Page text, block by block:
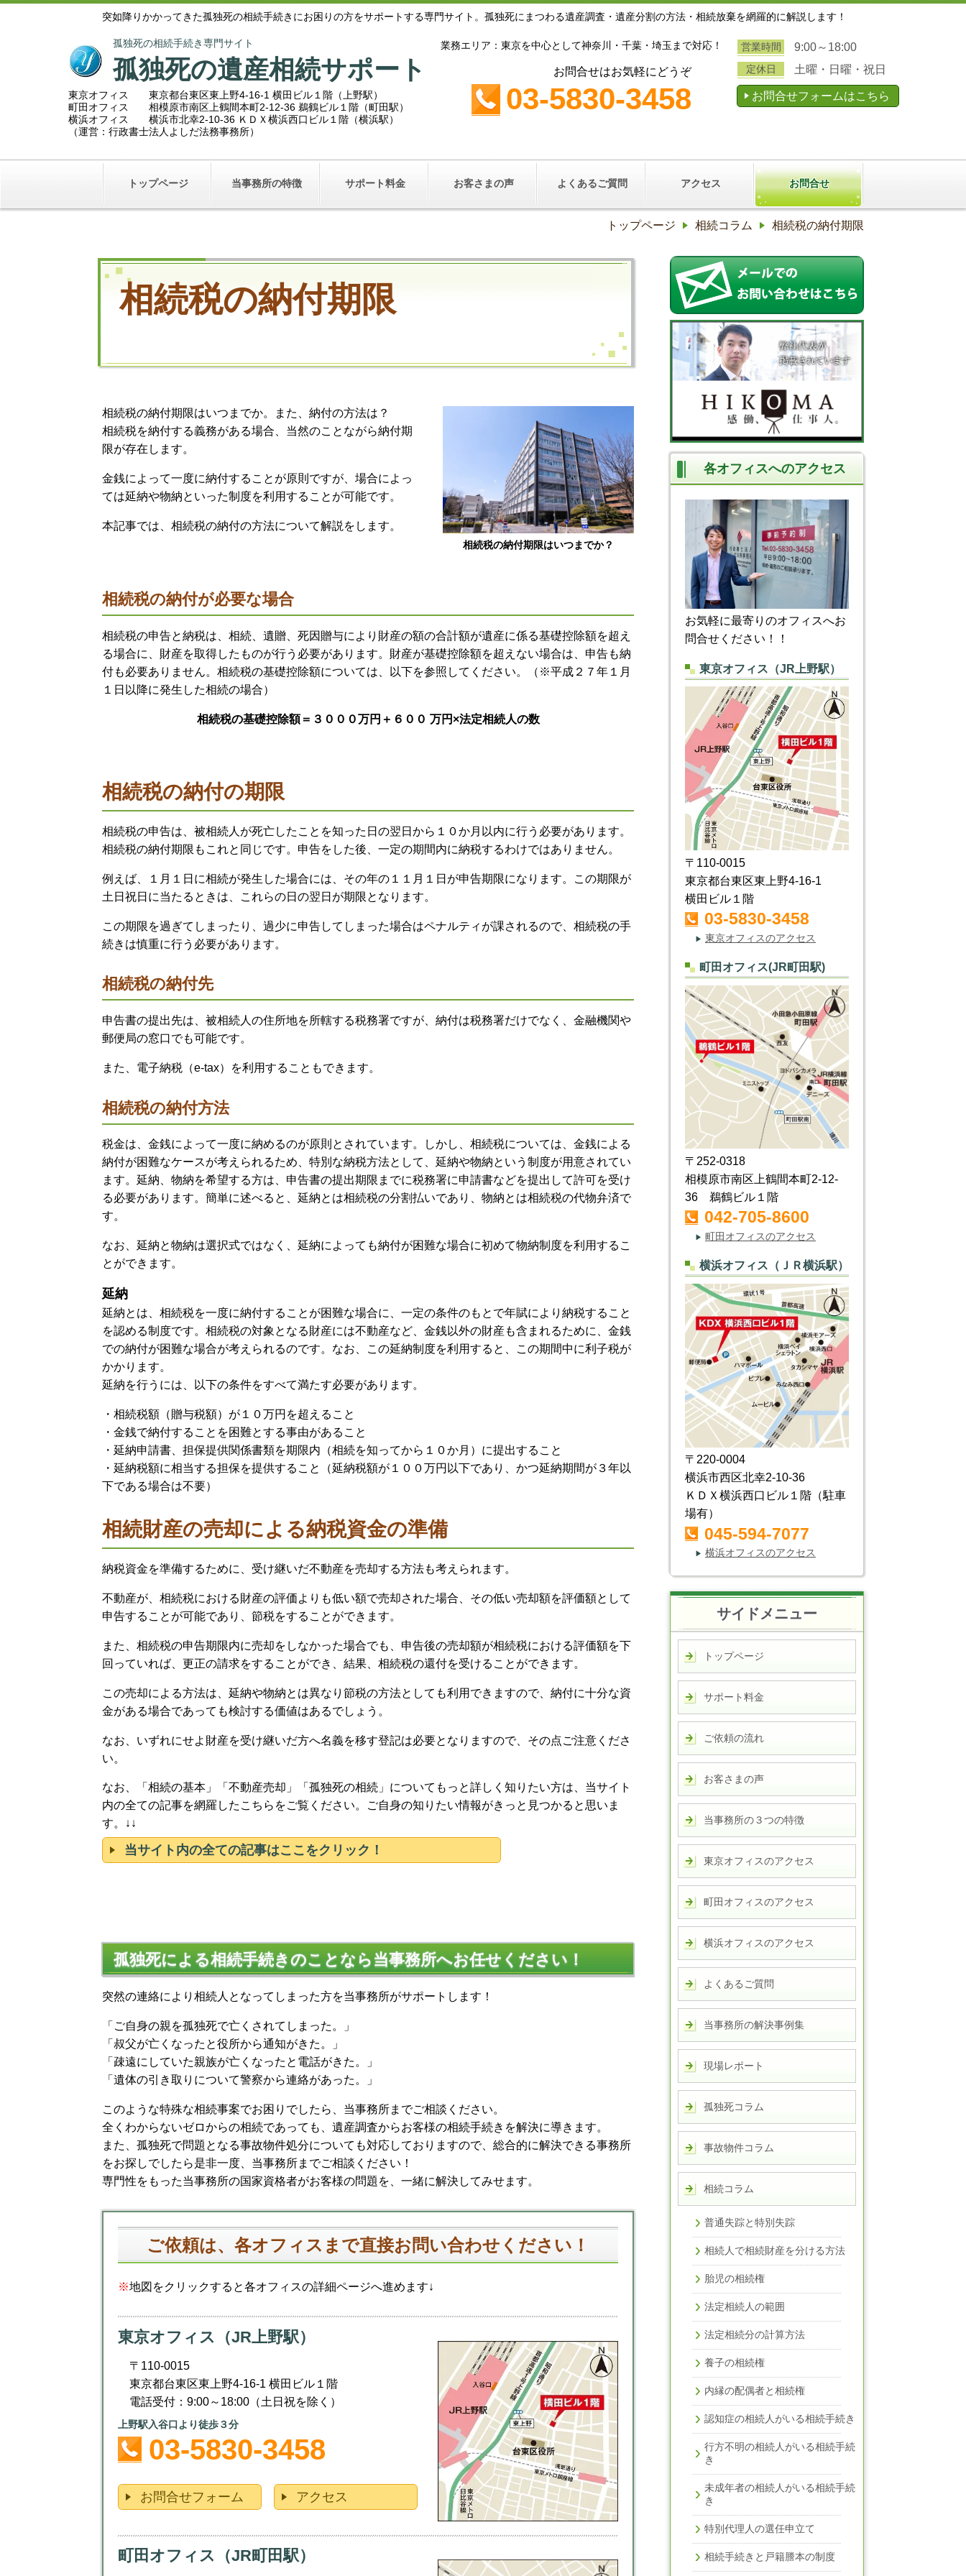
突如降りかかってきた孤独死の相続手続きにお困りの方をサポートする専門サイト。孤独死にまつわる遺産調査・遺産分割の方法・相続放棄を網羅的に解説します！
孤独死の相続手続き専門サイト
孤独死の遺産相続サポート
東京オフィス 東京都台東区東上野4-16-1 横田ビル１階（上野駅）
町田オフィス 相模原市南区上鶴間本町2-12-36 鵜鶴ビル１階（町田駅）
横浜オフィス 横浜市北幸2-10-36 ＫＤＸ横浜西口ビル１階（横浜駅）
（運営：行政書士法人よしだ法務事務所）
業務エリア：東京を中心として神奈川・千葉・埼玉まで対応！
お問合せはお気軽にどうぞ
03-5830-3458
営業時間 9:00～18:00
定休日 土曜・日曜・祝日
お問合せフォームはこちら
トップページ 当事務所の特徴 サポート料金 お客さまの声 よくあるご質問 アクセス お問合せ
トップページ 相続コラム 相続税の納付期限
相続税の納付期限
相続税の納付期限はいつまでか？
相続税の納付期限はいつまでか。また、納付の方法は？
相続税を納付する義務がある場合、当然のことながら納付期
限が存在します。
金銭によって一度に納付することが原則ですが、場合によっ
ては延納や物納といった制度を利用することが可能です。
本記事では、相続税の納付の方法について解説をします。
相続税の納付が必要な場合
相続税の申告と納税は、相続、遺贈、死因贈与により財産の額の合計額が遺産に係る基礎控除額を超え
る場合に、財産を取得したものが行う必要があります。財産が基礎控除額を超えない場合は、申告も納
付も必要ありません。相続税の基礎控除額については、以下を参照してください。（※平成２７年１月
１日以降に発生した相続の場合）
相続税の基礎控除額＝３０００万円＋６００ 万円×法定相続人の数
相続税の納付の期限
相続税の申告は、被相続人が死亡したことを知った日の翌日から１０か月以内に行う必要があります。
相続税の納付期限もこれと同じです。申告をした後、一定の期間内に納税するわけではありません。
例えば、１月１日に相続が発生した場合には、その年の１１月１日が申告期限になります。この期限が
土日祝日に当たるときは、これらの日の翌日が期限となります。
この期限を過ぎてしまったり、過少に申告してしまった場合はペナルティが課されるので、相続税の手
続きは慎重に行う必要があります。
相続税の納付先
申告書の提出先は、被相続人の住所地を所轄する税務署ですが、納付は税務署だけでなく、金融機関や
郵便局の窓口でも可能です。
また、電子納税（e-tax）を利用することもできます。
相続税の納付方法
税金は、金銭によって一度に納めるのが原則とされています。しかし、相続税については、金銭による
納付が困難なケースが考えられるため、特別な納税方法として、延納や物納という制度が用意されてい
ます。延納、物納を希望する方は、申告書の提出期限までに税務署に申請書などを提出して許可を受け
る必要があります。簡単に述べると、延納とは相続税の分割払いであり、物納とは相続税の代物弁済で
す。
なお、延納と物納は選択式ではなく、延納によっても納付が困難な場合に初めて物納制度を利用するこ
とができます。
延納
延納とは、相続税を一度に納付することが困難な場合に、一定の条件のもとで年賦により納税すること
を認める制度です。相続税の対象となる財産には不動産など、金銭以外の財産も含まれるために、金銭
での納付が困難な場合が考えられるのです。なお、この延納制度を利用すると、この期間中に利子税が
かかります。
延納を行うには、以下の条件をすべて満たす必要があります。
・相続税額（贈与税額）が１０万円を超えること
・金銭で納付することを困難とする事由があること
・延納申請書、担保提供関係書類を期限内（相続を知ってから１０か月）に提出すること
・延納税額に相当する担保を提供すること（延納税額が１００万円以下であり、かつ延納期間が３年以
下である場合は不要）
相続財産の売却による納税資金の準備
納税資金を準備するために、受け継いだ不動産を売却する方法も考えられます。
不動産が、相続税における財産の評価よりも低い額で売却された場合、その低い売却額を評価額として
申告することが可能であり、節税をすることができます。
また、相続税の申告期限内に売却をしなかった場合でも、申告後の売却額が相続税における評価額を下
回っていれば、更正の請求をすることができ、結果、相続税の還付を受けることができます。
この売却による方法は、延納や物納とは異なり節税の方法としても利用できますので、納付に十分な資
金がある場合であっても検討する価値はあるでしょう。
なお、いずれにせよ財産を受け継いだ方へ名義を移す登記は必要となりますので、その点ご注意くださ
い。
なお、「相続の基本」「不動産売却」「孤独死の相続」についてもっと詳しく知りたい方は、当サイト
内の全ての記事を網羅したこちらをご覧ください。ご自身の知りたい情報がきっと見つかると思いま
す。↓↓
当サイト内の全ての記事はここをクリック！
孤独死による相続手続きのことなら当事務所へお任せください！
突然の連絡により相続人となってしまった方を当事務所がサポートします！
「ご自身の親を孤独死で亡くされてしまった。」
「叔父が亡くなったと役所から通知がきた。」
「疎遠にしていた親族が亡くなったと電話がきた。」
「遺体の引き取りについて警察から連絡があった。」
このような特殊な相続事案でお困りでしたら、当事務所までご相談ください。
全くわからないゼロからの相続であっても、遺産調査からお客様の相続手続きを解決に導きます。
また、孤独死で問題となる事故物件処分についても対応しておりますので、総合的に解決できる事務所
をお探しでしたら是非一度、当事務所までご相談ください！
専門性をもった当事務所の国家資格者がお客様の問題を、一緒に解決してみせます。
ご依頼は、各オフィスまで直接お問い合わせください！
※地図をクリックすると各オフィスの詳細ページへ進めます↓
東京オフィス（JR上野駅）
〒110-0015
東京都台東区東上野4-16-1 横田ビル１階
電話受付：9:00～18:00（土日祝を除く）
上野駅入谷口より徒歩３分
03-5830-3458
お問合せフォーム アクセス
町田オフィス（JR町田駅）
各オフィスへのアクセス
お気軽に最寄りのオフィスへお
問合せください！！
東京オフィス（JR上野駅）
〒110-0015
東京都台東区東上野4-16-1
横田ビル１階
03-5830-3458
▶ 東京オフィスのアクセス
町田オフィス(JR町田駅)
〒252-0318
相模原市南区上鶴間本町2-12-
36 鵜鶴ビル１階
042-705-8600
▶ 町田オフィスのアクセス
横浜オフィス（ＪＲ横浜駅）
〒220-0004
横浜市西区北幸2-10-36
ＫＤＸ横浜西口ビル１階（駐車
場有）
045-594-7077
▶ 横浜オフィスのアクセス
サイドメニュー
トップページ
サポート料金
ご依頼の流れ
お客さまの声
当事務所の３つの特徴
東京オフィスのアクセス
町田オフィスのアクセス
横浜オフィスのアクセス
よくあるご質問
当事務所の解決事例集
現場レポート
孤独死コラム
事故物件コラム
相続コラム
普通失踪と特別失踪
相続人で相続財産を分ける方法
胎児の相続権
法定相続人の範囲
法定相続分の計算方法
養子の相続権
内縁の配偶者と相続権
認知症の相続人がいる相続手続き
行方不明の相続人がいる相続手続
き
未成年者の相続人がいる相続手続
き
特別代理人の選任申立て
相続手続きと戸籍謄本の制度